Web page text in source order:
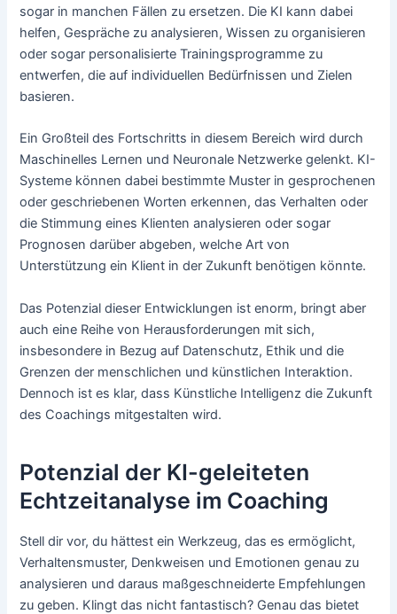
sogar in manchen Fällen zu ersetzen. Die KI kann dabei
helfen, Gespräche zu analysieren, Wissen zu organisieren
oder sogar personalisierte Trainingsprogramme zu
entwerfen, die auf individuellen Bedürfnissen und Zielen
basieren.
Ein Großteil des Fortschritts in diesem Bereich wird durch
Maschinelles Lernen und Neuronale Netzwerke gelenkt. KI-
Systeme können dabei bestimmte Muster in gesprochenen
oder geschriebenen Worten erkennen, das Verhalten oder
die Stimmung eines Klienten analysieren oder sogar
Prognosen darüber abgeben, welche Art von
Unterstützung ein Klient in der Zukunft benötigen könnte.
Das Potenzial dieser Entwicklungen ist enorm, bringt aber
auch eine Reihe von Herausforderungen mit sich,
insbesondere in Bezug auf Datenschutz, Ethik und die
Grenzen der menschlichen und künstlichen Interaktion.
Dennoch ist es klar, dass Künstliche Intelligenz die Zukunft
des Coachings mitgestalten wird.
Potenzial der KI-geleiteten
Echtzeitanalyse im Coaching
Stell dir vor, du hättest ein Werkzeug, das es ermöglicht,
Verhaltensmuster, Denkweisen und Emotionen genau zu
analysieren und daraus maßgeschneiderte Empfehlungen
zu geben. Klingt das nicht fantastisch? Genau das bietet